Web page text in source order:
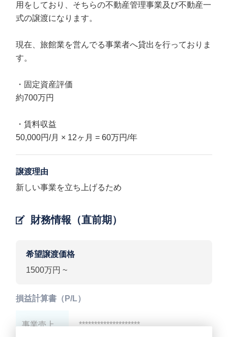
用をしており、そちらの不動産管理事業及び不動産一
式の譲渡になります。
現在、旅館業を営んでる事業者へ貸出を行っておりま
す。
・固定資産評価
約700万円
・賃料収益
50,000円/月 × 12ヶ月 = 60万円/年
譲渡理由
新しい事業を立ち上げるため
財務情報（直前期）
希望譲渡価格
1500万円 ~
損益計算書（P/L）
事業売上 ********************